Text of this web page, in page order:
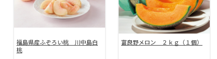
福島県産ふぞろい桃 川中島白
桃
富良野メロン ２ｋｇ（１個）